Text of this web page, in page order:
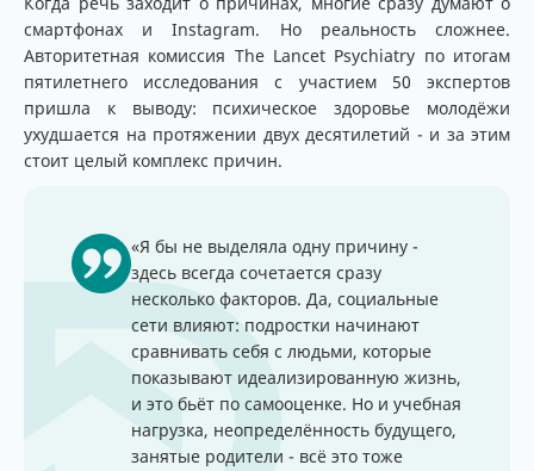
смартфонах и Instagram. Но реальность сложнее.
Авторитетная комиссия The Lancet Psychiatry по итогам
пятилетнего исследования с участием 50 экспертов
пришла к выводу: психическое здоровье молодёжи
ухудшается на протяжении двух десятилетий - и за этим
стоит целый комплекс причин.
«Я бы не выделяла одну причину -
здесь всегда сочетается сразу
несколько факторов. Да, социальные
сети влияют: подростки начинают
сравнивать себя с людьми, которые
показывают идеализированную жизнь,
и это бьёт по самооценке. Но и учебная
нагрузка, неопределённость будущего,
занятые родители - всё это тоже